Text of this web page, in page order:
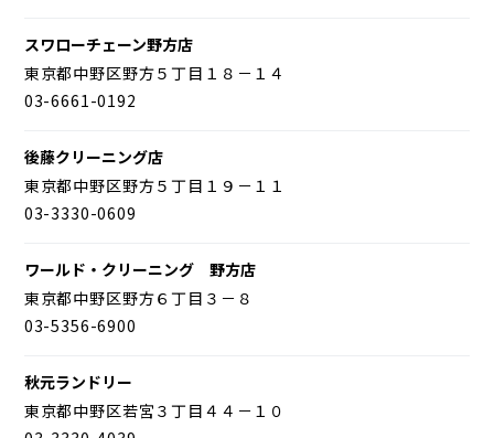
スワローチェーン野方店
東京都中野区野方５丁目１８－１４
03-6661-0192
後藤クリーニング店
東京都中野区野方５丁目１９－１１
03-3330-0609
ワールド・クリーニング 野方店
東京都中野区野方６丁目３－８
03-5356-6900
秋元ランドリー
東京都中野区若宮３丁目４４－１０